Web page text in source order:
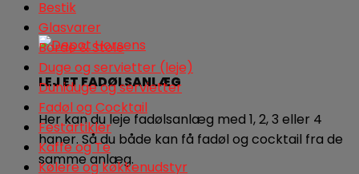
LEJ ET FADØLSANLÆG
Her kan du leje fadølsanlæg med 1, 2, 3 eller 4
haner. Så du både kan få fadøl og cocktail fra de
samme anlæg.
Bestik
Glasvarer
Borde & Stole
Duge og servietter (leje)
Duniduge og servietter
Fadøl og Cocktail
Festartikler
Kaffe og Te
Kølere og køkkenudstyr